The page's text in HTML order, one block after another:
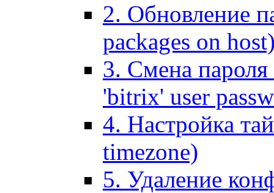
2. Обновление
packages on
3. Смена пароля
'bitrix' user
4. Настройка
timezone)
5. Удаление